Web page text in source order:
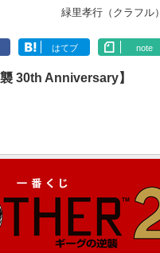
緑里孝行（クラフル）
はてブ note
30th Anniversary】